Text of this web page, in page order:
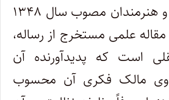
مؤلفان و مصنفان و هنرمندان مصوب سال ۱۳۴۸
علمی مستخرج از رساله،
است که پدیدآورنده آن
مالک فکری آن محسوب